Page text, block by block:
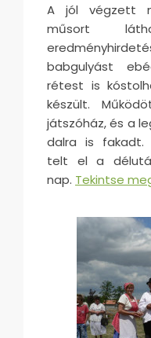
A jól végzett
műsort
babgulyást
rétest is
készült.
játszóház, és a
dalra is fakadt.
telt el a
nap. Tekintse